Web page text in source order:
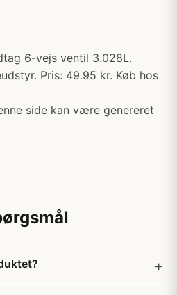
6-vejs ventil 3.028L.
Pris: 49.95 kr. Køb hos
side kan være genereret